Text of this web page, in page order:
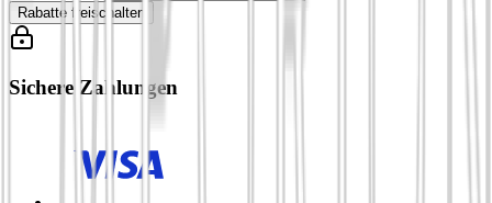
Rabatte freischalten
Sichere Zahlungen